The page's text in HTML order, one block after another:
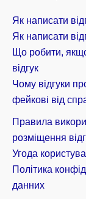
Як написати
Як написати
Що робити,
відгук
Чому відгуки
фейкові від
Правила
розміщення
Угода
Політика
данних